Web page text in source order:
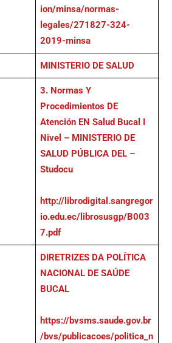
ion/minsa/normas-
legales/271827-324-
2019-minsa
MINISTERIO DE SALUD
3. Normas Y
Procedimientos DE
Atención EN Salud Bucal I
Nivel – MINISTERIO DE
SALUD PÚBLICA DEL –
Studocu
http://librodigital.sangregor
io.edu.ec/librosusgp/B003
7.pdf
DIRETRIZES DA POLÍTICA
NACIONAL DE SAÚDE
BUCAL
https://bvsms.saude.gov.br
/bvs/publicacoes/politica_n